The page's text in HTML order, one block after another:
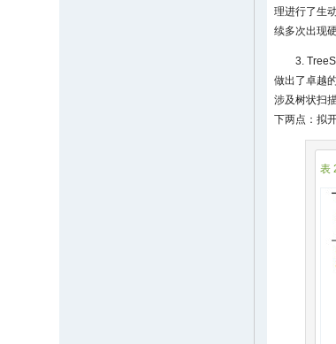
理进行了生
续多次出现
3.
做出了卓越
涉及树状扫
下两点：拟
表